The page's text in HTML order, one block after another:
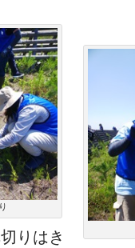
りはき